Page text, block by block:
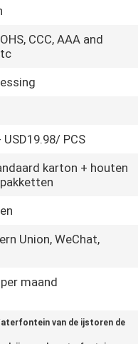
CCC, AAA and
USD19.98/ PCS
karton + houten
Union, WeChat,
maand
van de ijstoren de